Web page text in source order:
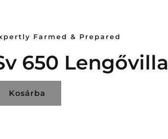
Farmed & Prepared
650 Lengővilla
Kosárba